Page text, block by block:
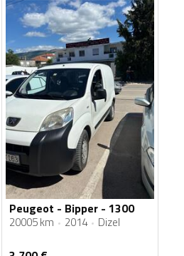
Peugeot - Bipper - 1300
20005 km 2014 Dizel